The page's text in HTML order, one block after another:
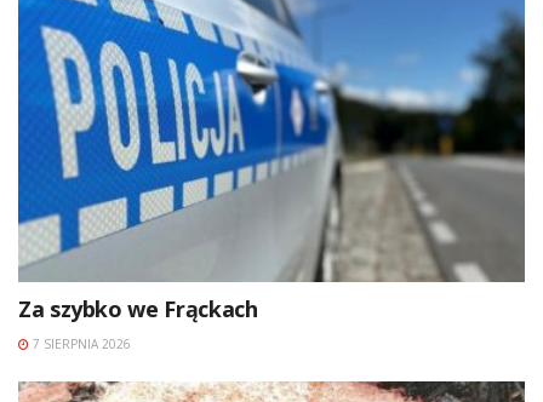
Za szybko we Frąckach
7 SIERPNIA 2026